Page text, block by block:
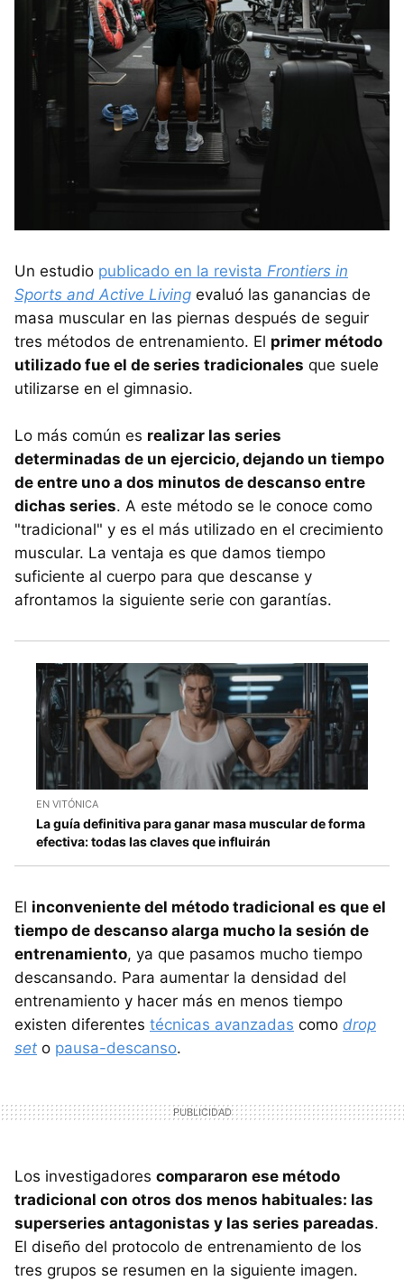
Un estudio publicado en la revista Frontiers in
Sports and Active Living evaluó las ganancias de
masa muscular en las piernas después de seguir
tres métodos de entrenamiento. El primer método
utilizado fue el de series tradicionales que suele
utilizarse en el gimnasio.
Lo más común es realizar las series
determinadas de un ejercicio, dejando un tiempo
de entre uno a dos minutos de descanso entre
dichas series. A este método se le conoce como
"tradicional" y es el más utilizado en el crecimiento
muscular. La ventaja es que damos tiempo
suficiente al cuerpo para que descanse y
afrontamos la siguiente serie con garantías.
EN VITÓNICA
La guía definitiva para ganar masa muscular de forma
efectiva: todas las claves que influirán
El inconveniente del método tradicional es que el
tiempo de descanso alarga mucho la sesión de
entrenamiento, ya que pasamos mucho tiempo
descansando. Para aumentar la densidad del
entrenamiento y hacer más en menos tiempo
existen diferentes técnicas avanzadas como drop
set o pausa-descanso.
Los investigadores compararon ese método
tradicional con otros dos menos habituales: las
superseries antagonistas y las series pareadas.
El diseño del protocolo de entrenamiento de los
tres grupos se resumen en la siguiente imagen.